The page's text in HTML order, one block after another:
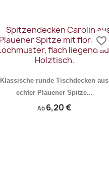
Klassische runde Tischdecken aus
echter Plauener Spitze...
Ab 6,20 €
favorite_border